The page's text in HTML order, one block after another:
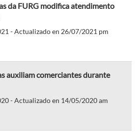
da FURG modifica atendimento
- Actualizado en 26/07/2021 pm
auxiliam comerciantes durante
- Actualizado en 14/05/2020 am